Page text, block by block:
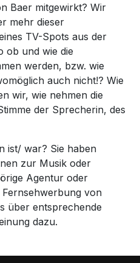
Baer mitgewirkt? Wir
mehr dieser
TV-Spots aus der
ob und wie die
werden, bzw. wie
auch nicht!? Wie
wir, wie nehmen die
der Sprecherin, des
ist/ war? Sie haben
zur Musik oder
Agentur oder
von
über entsprechende
dazu.